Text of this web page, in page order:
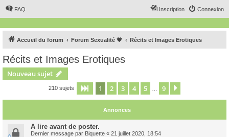
FAQ Connexion
Inscription
Accueil du forum Forum Sexualité 💗 Récits et Images Erotiques
Récits et Images Erotiques
Nouveau sujet
210 sujets Page 1sur9
1 2 3 4 5 9
Annonces
A lire avant de poster.
Dernier message par Biquette « 21 juillet 2020, 18:54